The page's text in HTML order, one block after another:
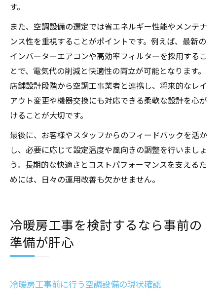
す。
また、空調設備の選定では省エネルギー性能やメンテナ
ンス性を重視することがポイントです。例えば、最新の
インバーターエアコンや高効率フィルターを採用するこ
とで、電気代の削減と快適性の両立が可能となります。
店舗設計段階から空調工事業者と連携し、将来的なレイ
アウト変更や機器交換にも対応できる柔軟な設計を心が
けることが大切です。
最後に、お客様やスタッフからのフィードバックを活か
し、必要に応じて設定温度や風向きの調整を行いましょ
う。長期的な快適さとコストパフォーマンスを支えるた
めには、日々の運用改善も欠かせません。
冷暖房工事を検討するなら事前の
準備が肝心
冷暖房工事前に行う空調設備の現状確認